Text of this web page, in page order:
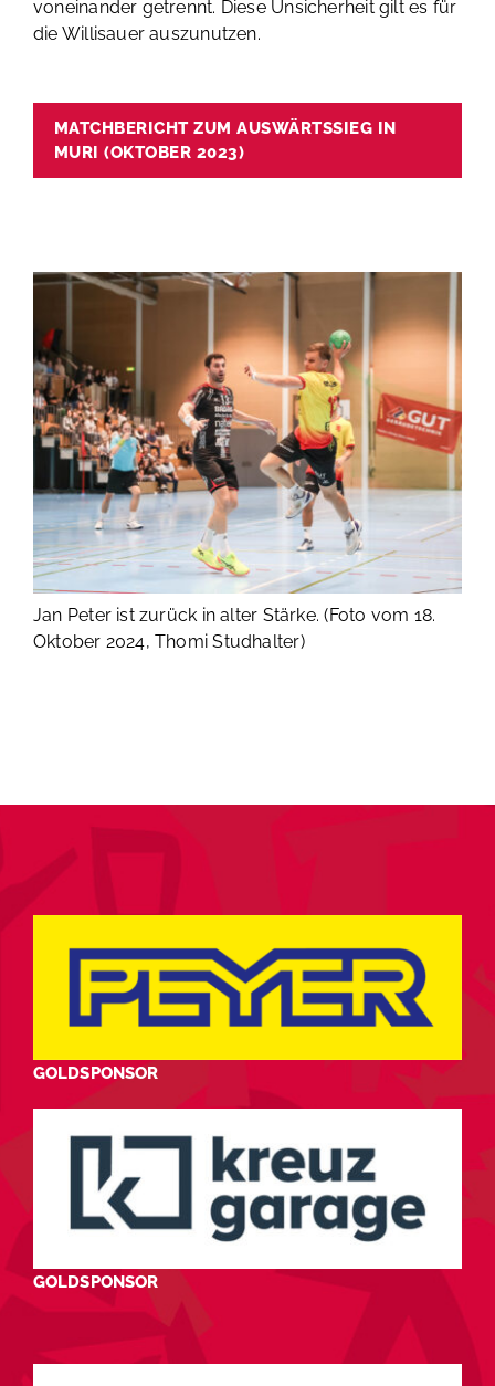
voneinander getrennt. Diese Unsicherheit gilt es für
die Willisauer auszunutzen.
MATCHBERICHT ZUM AUSWÄRTSSIEG IN
MURI (OKTOBER 2023)
Jan Peter ist zurück in alter Stärke. (Foto vom 18.
Oktober 2024, Thomi Studhalter)
GOLDSPONSOR
GOLDSPONSOR